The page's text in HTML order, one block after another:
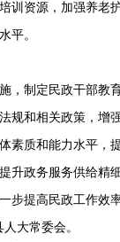
训资源，加强养老
平。
，制定民政干部教
规和相关政策，增
质和能力水平，
升政务服务供给精
步提高民政工作效率
大常委会。